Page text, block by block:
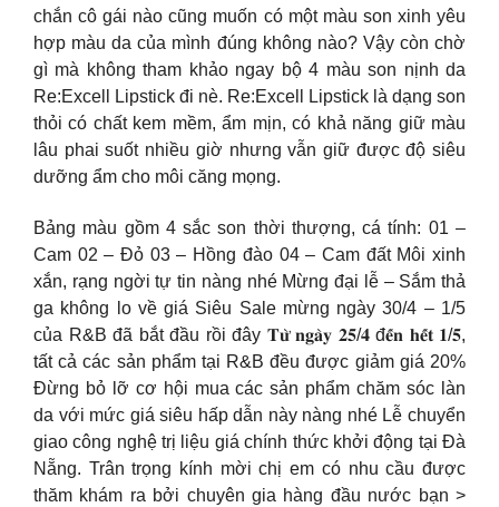
chắn cô gái nào cũng muốn có một màu son xinh yêu
hợp màu da của mình đúng không nào? Vậy còn chờ
gì mà không tham khảo ngay bộ 4 màu son nịnh da
Re:Excell Lipstick đi nè. Re:Excell Lipstick là dạng son
thỏi có chất kem mềm, ẩm mịn, có khả năng giữ màu
lâu phai suốt nhiều giờ nhưng vẫn giữ được độ siêu
dưỡng ẩm cho môi căng mọng.
Bảng màu gồm 4 sắc son thời thượng, cá tính: 01 –
Cam 02 – Đỏ 03 – Hồng đào 04 – Cam đất Môi xinh
xắn, rạng ngời tự tin nàng nhé Mừng đại lễ – Sắm thả
ga không lo về giá Siêu Sale mừng ngày 30/4 – 1/5
của R&B đã bắt đầu rồi đây 𝐓𝐮̛̀ 𝐧𝐠𝐚̀𝐲 𝟐𝟓/𝟒 đ𝐞̂́𝐧 𝐡𝐞̂́𝐭 𝟏/𝟓,
tất cả các sản phẩm tại R&B đều được giảm giá 20%
Đừng bỏ lỡ cơ hội mua các sản phẩm chăm sóc làn
da với mức giá siêu hấp dẫn này nàng nhé Lễ chuyển
giao công nghệ trị liệu giá chính thức khởi động tại Đà
Nẵng. Trân trọng kính mời chị em có nhu cầu được
thăm khám ra bởi chuyên gia hàng đầu nước bạn >